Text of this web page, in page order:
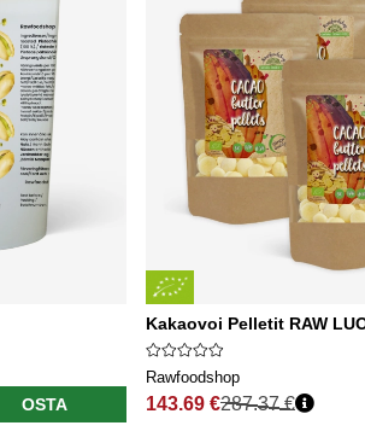
OSTA
Kakaovoi Pelletit RAW
Rawfoodshop
143.69 €
Normaali hinta
287.37 €